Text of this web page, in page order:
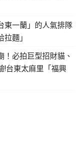
東一蘭」的人氣排隊
麵」
必拍巨型招財貓、
!台東太麻里「福興